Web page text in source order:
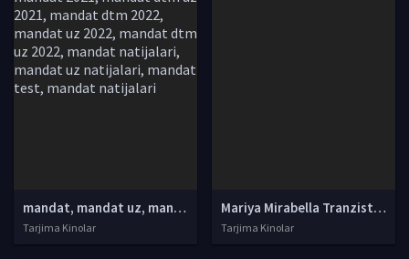
mandat, mandat uz, mandat dtm, mandat dtm uz, mandat 2021, mandat 2022, mandat uz 2021, dtm mandat 2021, mandat dtm uz 2021, mandat dtm 2022, mandat uz 2022, mandat dtm uz 2022, mandat natijalari, mandat uz natijalari, mandat test, mandat natijalari
Tarjima Kinolar
Mariya Mirabella Tranzistoriyada SSSR filmi Uzbek tilida O'zbekcha 1988 tarjima kino HD skachat
Tarjima Kinolar